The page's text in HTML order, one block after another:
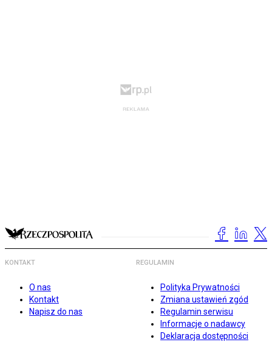
KONTAKT
O nas
Kontakt
Napisz do nas
REGULAMIN
Polityka Prywatności
Zmiana ustawień zgód
Regulamin serwisu
Informacje o nadawcy
Deklaracja dostępności